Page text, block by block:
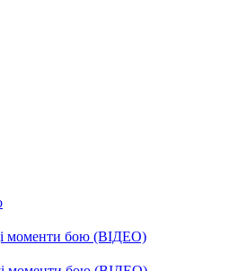
моменти бою (ВІДЕО)